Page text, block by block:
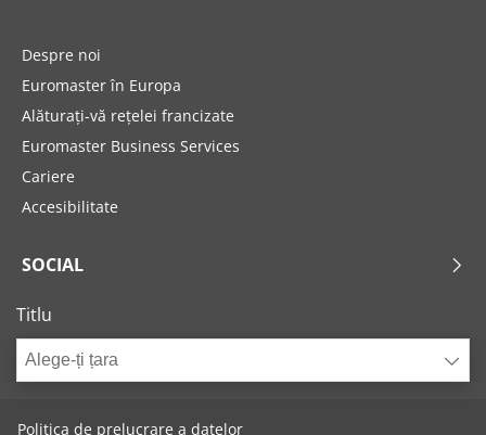
Despre noi
Euromaster în Europa
Alăturați-vă rețelei francizate
Euromaster Business Services
Cariere
Accesibilitate
SOCIAL
Titlu
Alege-ți țara
Politica de prelucrare a datelor